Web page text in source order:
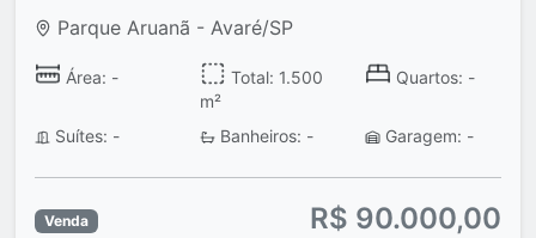
Parque Aruanã - Avaré/SP
Área: -
Total: 1.500
m²
Quartos: -
Suítes: - Banheiros: - Garagem: -
Venda R$ 90.000,00